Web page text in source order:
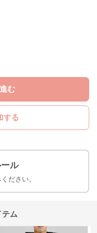
む
する
ル
ださい。
テム